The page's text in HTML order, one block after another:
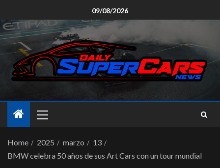
09/08/2026
Home 2025 marzo
13
BMW celebra 50 años de sus Art Cars con un tour mundial